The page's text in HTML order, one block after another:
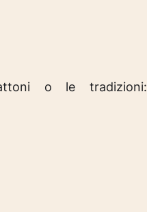
o le tradizioni: